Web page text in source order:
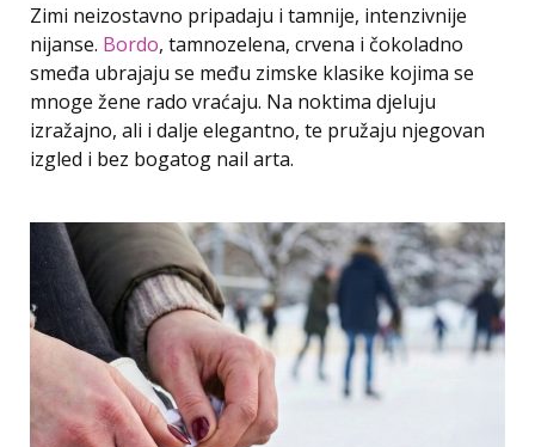
Zimi neizostavno pripadaju i tamnije, intenzivnije
nijanse. Bordo, tamnozelena, crvena i čokoladno
smeđa ubrajaju se među zimske klasike kojima se
mnoge žene rado vraćaju. Na noktima djeluju
izražajno, ali i dalje elegantno, te pružaju njegovan
izgled i bez bogatog nail arta.